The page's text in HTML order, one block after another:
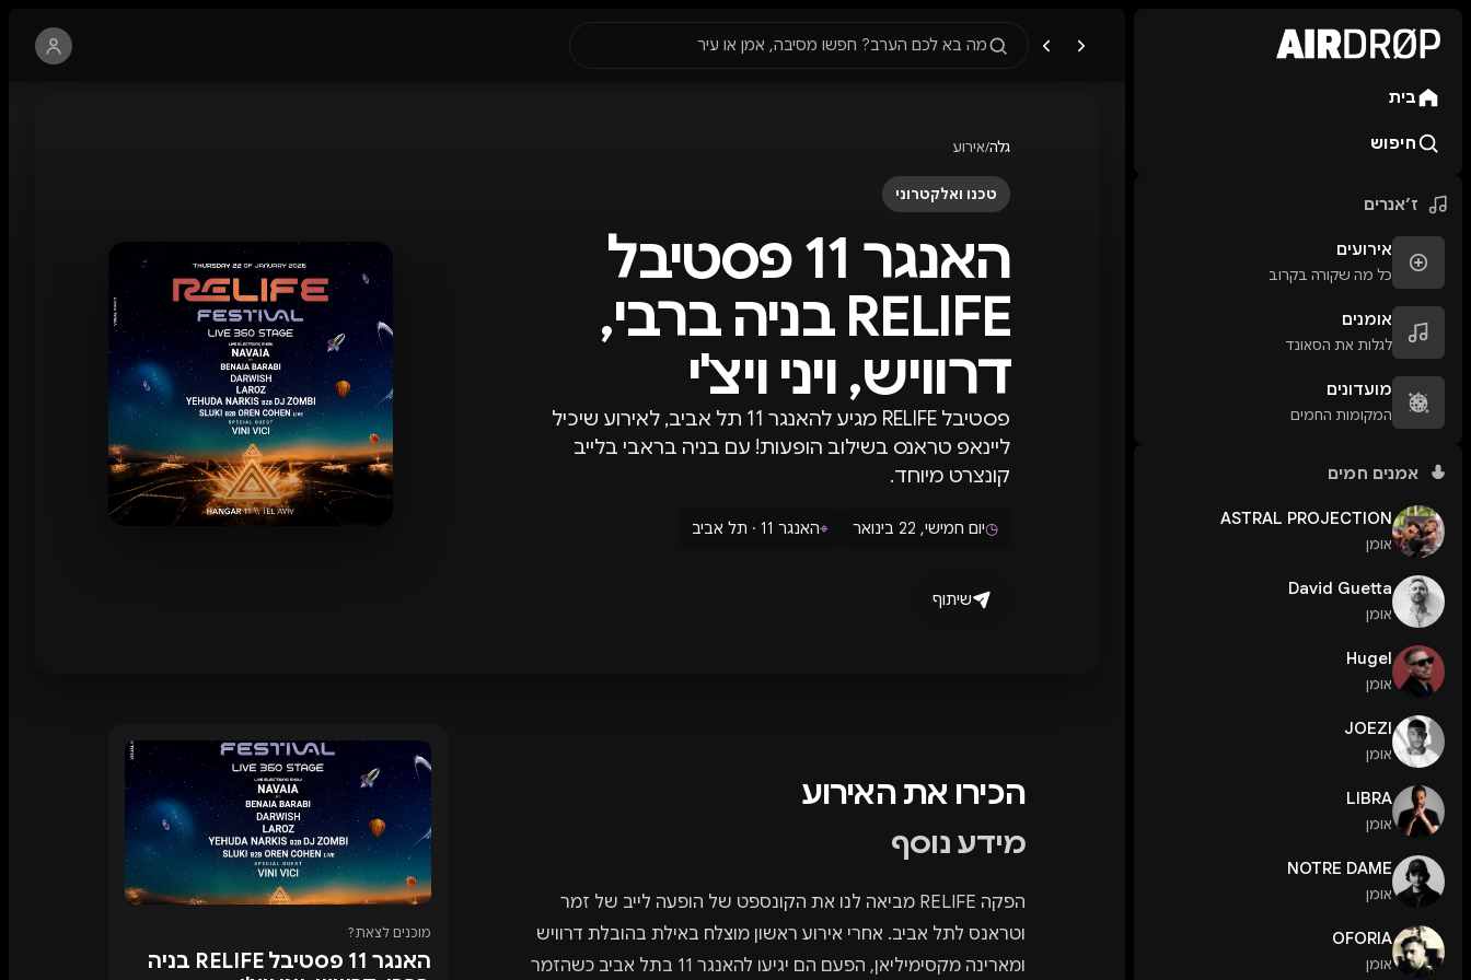
בית
חיפוש
ז׳אנרים
אירועים
כל מה שקורה בקרוב
אומנים
לגלות את הסאונד
מועדונים
המקומות החמים
אמנים חמים
ASTRAL PROJECTION
אומן
David Guetta
אומן
Hugel
אומן
JOEZI
אומן
LIBRA
אומן
NOTRE DAME
אומן
OFORIA
אומן
מה בא לכם הערב? חפשו מסיבה, אמן או עיר
גלה/אירוע
טכנו ואלקטרוני
האנגר 11 פסטיבל
RELIFE בניה ברבי,
דרוויש, ויני ויצ'י
פסטיבל RELIFE מגיע להאנגר 11 תל אביב, לאירוע שיכיל
ליינאפ טראנס בשילוב הופעות! עם בניה בראבי בלייב
קונצרט מיוחד.
◷יום חמישי, 22 בינואר ⌖האנגר 11 · תל אביב
שיתוף
הכירו את האירוע
מידע נוסף
הפקה RELIFE מביאה לנו את הקונספט של הופעה לייב של זמר
וטראנס לתל אביב. אחרי אירוע ראשון מוצלח באילת בהובלת דרוויש
ומארינה מקסימיליאן, הפעם הם יגיעו להאנגר 11 בתל אביב כשהזמר
מוכנים לצאת?
האנגר 11 פסטיבל RELIFE בניה
🎶מועדונים